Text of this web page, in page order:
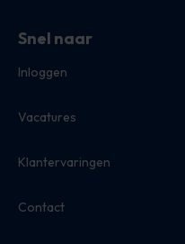
Snel naar
Inloggen
Vacatures
Klantervaringen
Contact